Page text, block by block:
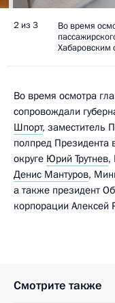
2 из 3
Во время
Хабаровским
Во время осмотра
сопровождали
Шпорт, заместитель
полпред Президента
округе Юрий Трутнев,
Денис Мантуров,
а также президент
корпорации Алексей
Смотрите также